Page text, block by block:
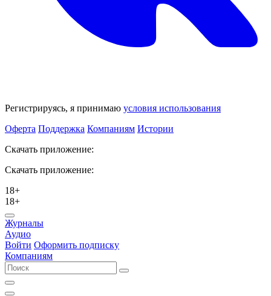
Регистрируясь, я принимаю условия использования
Оферта Поддержка Компаниям Истории
Скачать приложение:
Скачать приложение:
18+
18+
Журналы
Аудио
Войти Оформить подписку
Компаниям